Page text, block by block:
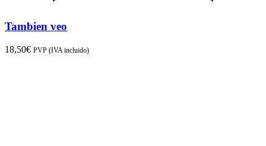
Tambien veo
18,50€ PVP (IVA incluido)